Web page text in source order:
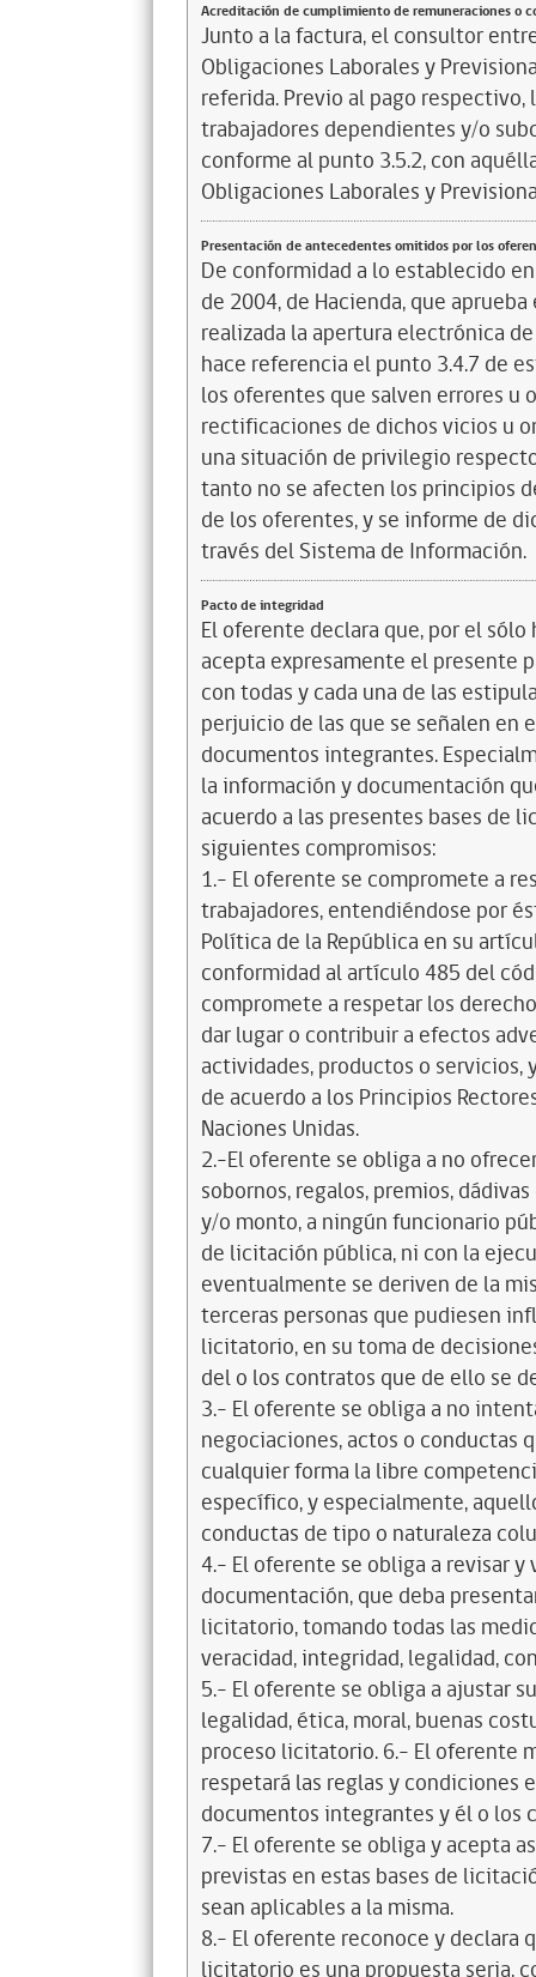
Acreditación de cumplimiento de remuneraciones o
Junto a la factura, el consultor
Obligaciones Laborales y
referida. Previo al pago
trabajadores dependientes y/o
conforme al punto 3.5.2, con
Obligaciones Laborales y
Presentación de antecedentes omitidos por los
De conformidad a lo establecido
de 2004, de Hacienda, que
realizada la apertura electrónica
hace referencia el punto 3.4.7 de
los oferentes que salven errores u
rectificaciones de dichos vicios u
una situación de privilegio
tanto no se afecten los principios
de los oferentes, y se informe de
través del Sistema de Información.
Pacto de integridad
El oferente declara que, por el
acepta expresamente el presente
con todas y cada una de las
perjuicio de las que se señalen en
documentos integrantes.
la información y documentación
acuerdo a las presentes bases de
siguientes compromisos:
1.- El oferente se compromete a
trabajadores, entendiéndose por
Política de la República en su
conformidad al artículo 485 del
compromete a respetar los
dar lugar o contribuir a efectos
actividades, productos o servicios,
de acuerdo a los Principios
Naciones Unidas.
2.-El oferente se obliga a no
sobornos, regalos, premios,
y/o monto, a ningún funcionario
de licitación pública, ni con la
eventualmente se deriven de la
terceras personas que pudiesen
licitatorio, en su toma de
del o los contratos que de ello se
3.- El oferente se obliga a no
negociaciones, actos o conductas
cualquier forma la libre
específico, y especialmente,
conductas de tipo o naturaleza
4.- El oferente se obliga a revisar
documentación, que deba
licitatorio, tomando todas las
veracidad, integridad, legalidad,
5.- El oferente se obliga a ajustar
legalidad, ética, moral, buenas
proceso licitatorio. 6.- El oferente
respetará las reglas y condiciones
documentos integrantes y él o los
7.- El oferente se obliga y acepta
previstas en estas bases de
sean aplicables a la misma.
8.- El oferente reconoce y declara
licitatorio es una propuesta seria,